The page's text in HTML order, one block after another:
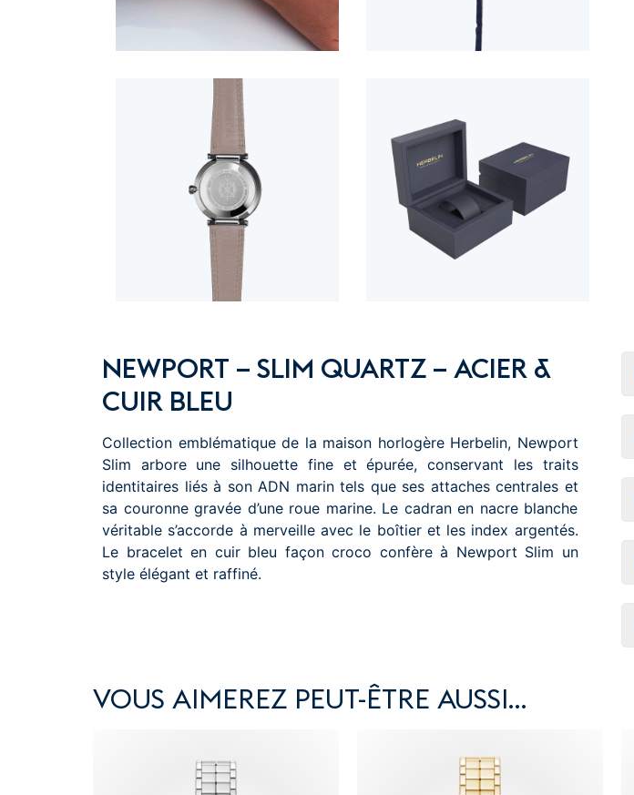
NEWPORT – SLIM QUARTZ – ACIER &
CUIR BLEU
Collection emblématique de la maison horlogère Herbelin, Newport
Slim arbore une silhouette fine et épurée, conservant les traits
identitaires liés à son ADN marin tels que ses attaches centrales et
sa couronne gravée d’une roue marine. Le cadran en nacre blanche
véritable s’accorde à merveille avec le boîtier et les index argentés.
Le bracelet en cuir bleu façon croco confère à Newport Slim un
style élégant et raffiné.
VOUS AIMEREZ PEUT-ÊTRE AUSSI…